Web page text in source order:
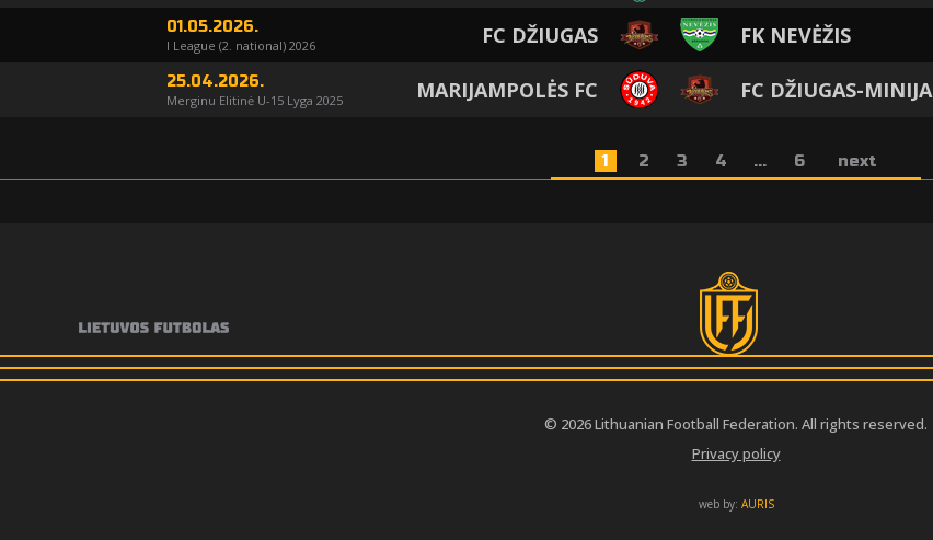
01.05.2026.
I League (2. national) 2026 FC DŽIUGAS FK NEVĖŽIS
25.04.2026.
Merginu Elitinė U-15 Lyga 2025 MARIJAMPOLĖS FC FC DŽIUGAS-MINIJA
1 2 3 4 ... 6 next
© 2026 Lithuanian Football Federation. All rights reserved.
Privacy policy
web by: AURIS